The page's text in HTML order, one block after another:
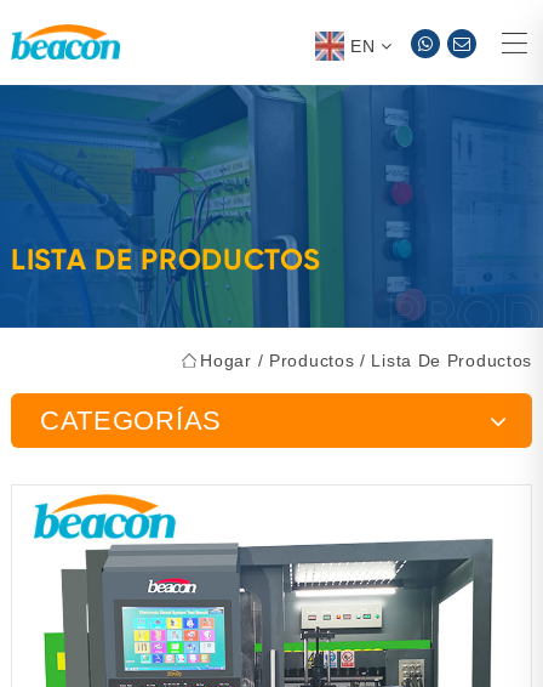
EN
LISTA DE PRODUCTOS
Hogar / Productos / Lista De Productos
CATEGORÍAS
Herramientas de mantenimiento
Accesorios de reparación
Adjunto
Ensayador